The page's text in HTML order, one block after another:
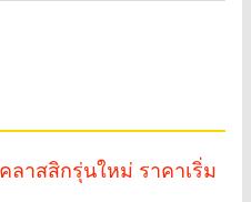
ลาสสิกรุ่นใหม่ ราคาเริ่ม